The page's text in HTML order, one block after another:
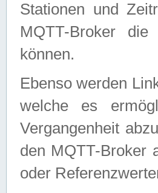
Stationen und
MQTT-Broker
können.
Ebenso werden
welche es
Vergangenheit
den MQTT-Broker
oder